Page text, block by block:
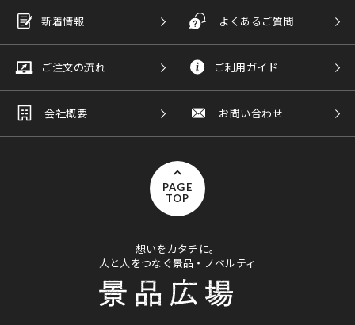
新着情報 よくあるご質問
ご注文の流れ ご利用ガイド
会社概要 お問い合わせ
PAGE
TOP
想いをカタチに。
人と人をつなぐ景品・ノベルティ